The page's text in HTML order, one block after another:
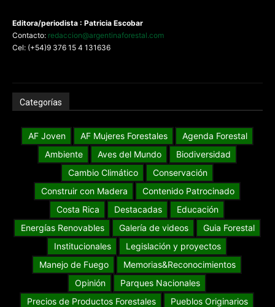
Editora/periodista : Patricia Escobar
Contacto: redaccion@argentinaforestal.com
Cel: (+54)9 376 15 4 131636
Categorías
AF Joven AF Mujeres Forestales
Agenda Forestal
Ambiente
Aves del Mundo
Biodiversidad
Cambio Climático
Conservación
Construir con Madera
Contenido Patrocinado
Costa Rica
Destacadas
Educación
Energías Renovables
Galería de videos
Guia Forestal
Institucionales
Legislación y proyectos
Manejo de Fuego
Memorias&Reconocimientos
Opinión
Parques Nacionales
Precios de Productos Forestales
Pueblos Originarios